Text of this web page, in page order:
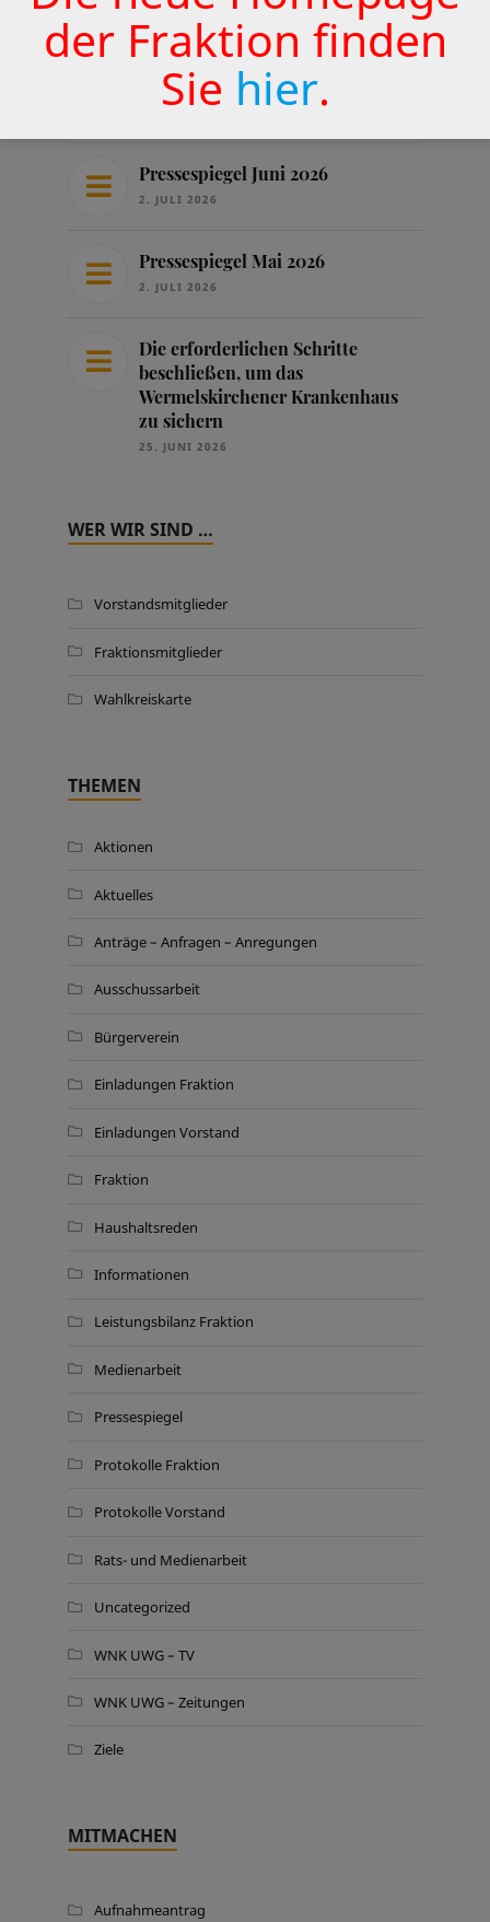
31. JULI 2026
Protokoll Vorstand 15.07.2026
Pressespiegel Juni 2026
2. JULI 2026
Pressespiegel Mai 2026
2. JULI 2026
Die erforderlichen Schritte
beschließen, um das
Wermelskirchener Krankenhaus
zu sichern
25. JUNI 2026
WER WIR SIND …
Vorstandsmitglieder
Fraktionsmitglieder
Wahlkreiskarte
THEMEN
Aktionen
Aktuelles
Anträge – Anfragen – Anregungen
Ausschussarbeit
Bürgerverein
Einladungen Fraktion
Einladungen Vorstand
Fraktion
Haushaltsreden
Informationen
Leistungsbilanz Fraktion
Medienarbeit
Pressespiegel
Protokolle Fraktion
Protokolle Vorstand
Rats- und Medienarbeit
Uncategorized
WNK UWG – TV
WNK UWG – Zeitungen
Ziele
MITMACHEN
Aufnahmeantrag
der Fraktion finden
Sie hier.